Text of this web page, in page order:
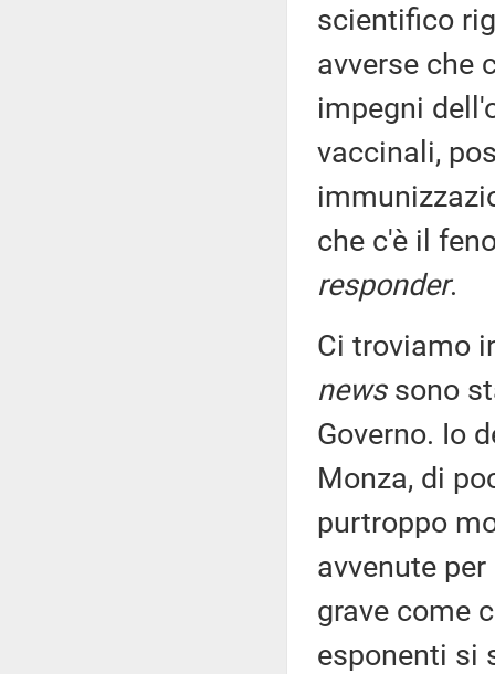
scientifico
avverse che
impegni
vaccinali,
che c'è il
responder.
Ci troviamo
newssono
Governo. Io
Monza, di
purtroppo
avvenute
grave come
esponenti si